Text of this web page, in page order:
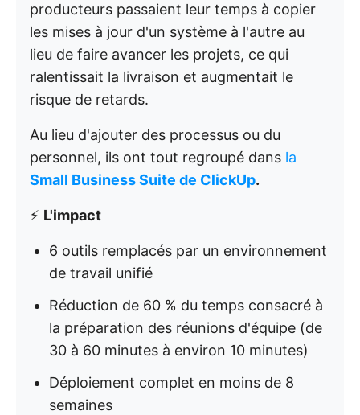
producteurs passaient leur temps à copier
les mises à jour d'un système à l'autre au
lieu de faire avancer les projets, ce qui
ralentissait la livraison et augmentait le
risque de retards.
Au lieu d'ajouter des processus ou du
personnel, ils ont tout regroupé dans la
Small Business Suite de ClickUp.
⚡ L'impact
6 outils remplacés par un environnement
de travail unifié
Réduction de 60 % du temps consacré à
la préparation des réunions d'équipe (de
30 à 60 minutes à environ 10 minutes)
Déploiement complet en moins de 8
semaines